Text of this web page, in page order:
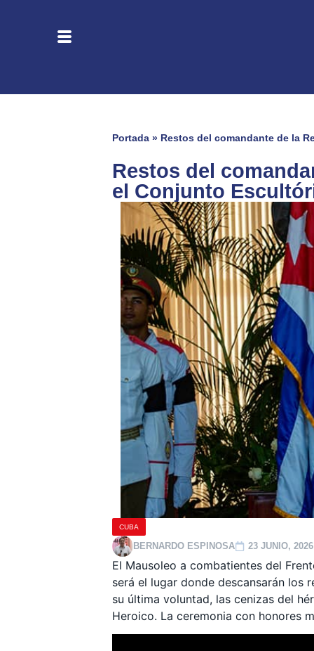
Portada » Restos del comandante de la
Restos del
el Conjunto
CUBA
BERNARDO ESPINOSA 23 JUNIO, 2026
El Mausoleo a combatientes del
será el lugar donde descansarán los
su última voluntad, las cenizas del
Heroico. La ceremonia con honores